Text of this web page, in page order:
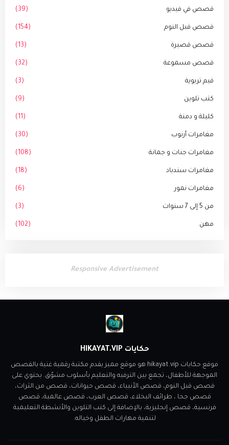
قصص في فيديو (39)
قصص قبل النوم (154)
قصص قصيرة (13)
قصص مسموعة (32)
قيم تربوية (3)
كتب تلوين (9)
كليلة و دمنة (11)
مغامرات أرنوب (30)
مغامرات جنات و جمانة (108)
مغامرات سندباد (18)
مغامرات نمور (6)
من 5 إلى 7 سنوات (3)
مهن (102)
Responsive Advertisement
حكايات HIKAYAT.VIP
موقع حكايات hikayat.vip هو موقع مميز يقدم مكتبة رقمية غنية بالقصص
الموجهة للأطفال، تجمع بين الترفيه والتعليم بأسلوب مشوّق. يحتوي على
قصص قبل النوم، قصص الأنبياء، قصص حيوانات، قصص من الثراث،
قصص جحا ، طرائف البخلاء، قصص العرب، قصص عالمية، قصص
فرنسية، قصص إنجليزية، بالإضافة إلى كتب التلوين والأنشطة التعليمية
لتنمية مهارات الطفل وخياله.